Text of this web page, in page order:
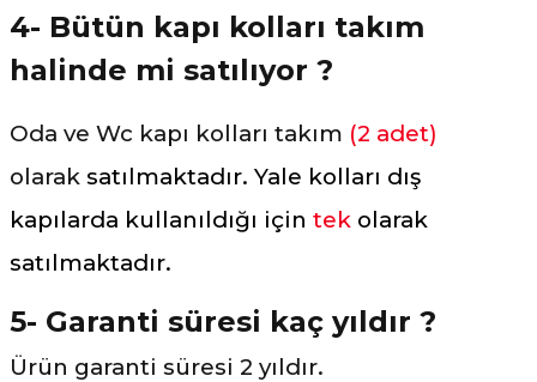
4- Bütün kapı kolları takım
halinde mi satılıyor ?
Oda ve Wc kapı kolları takım (2 adet)
olarak satılmaktadır. Yale kolları dış
kapılarda kullanıldığı için tek olarak
satılmaktadır.
5- Garanti süresi kaç yıldır ?
Ürün garanti süresi 2 yıldır.